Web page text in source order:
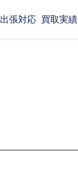
出張対応 買取実績